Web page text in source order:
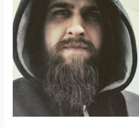
Kreatures
–
Découvrez
le
nouvel
EP
« The
Square